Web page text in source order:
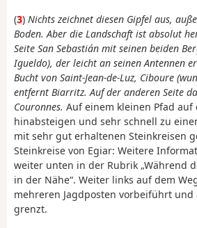
(3) Nichts zeichnet diesen Gipfel aus,
Boden. Aber die Landschaft ist absolut
Seite San Sebastián mit seinen beiden
Igueldo), der leicht an seinen Antennen
Bucht von Saint-Jean-de-Luz, Ciboure
entfernt Biarritz. Auf der anderen Seite
Couronnes. Auf einem kleinen Pfad auf
hinabsteigen und sehr schnell zu
mit sehr gut erhaltenen Steinkreisen
Steinkreise von Egiar: Weitere
weiter unten in der Rubrik „Während
in der Nähe“. Weiter links auf dem
mehreren Jagdposten vorbeiführt und
grenzt.